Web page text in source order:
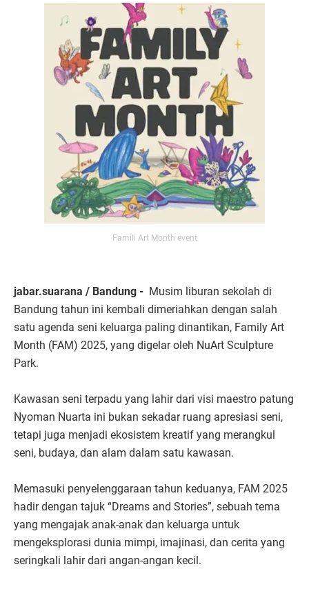
Famili Art Month event
jabar.suarana / Bandung - Musim liburan sekolah di
Bandung tahun ini kembali dimeriahkan dengan salah
satu agenda seni keluarga paling dinantikan, Family Art
Month (FAM) 2025, yang digelar oleh NuArt Sculpture
Park.
Kawasan seni terpadu yang lahir dari visi maestro patung
Nyoman Nuarta ini bukan sekadar ruang apresiasi seni,
tetapi juga menjadi ekosistem kreatif yang merangkul
seni, budaya, dan alam dalam satu kawasan.
Memasuki penyelenggaraan tahun keduanya, FAM 2025
hadir dengan tajuk “Dreams and Stories”, sebuah tema
yang mengajak anak-anak dan keluarga untuk
mengeksplorasi dunia mimpi, imajinasi, dan cerita yang
seringkali lahir dari angan-angan kecil.